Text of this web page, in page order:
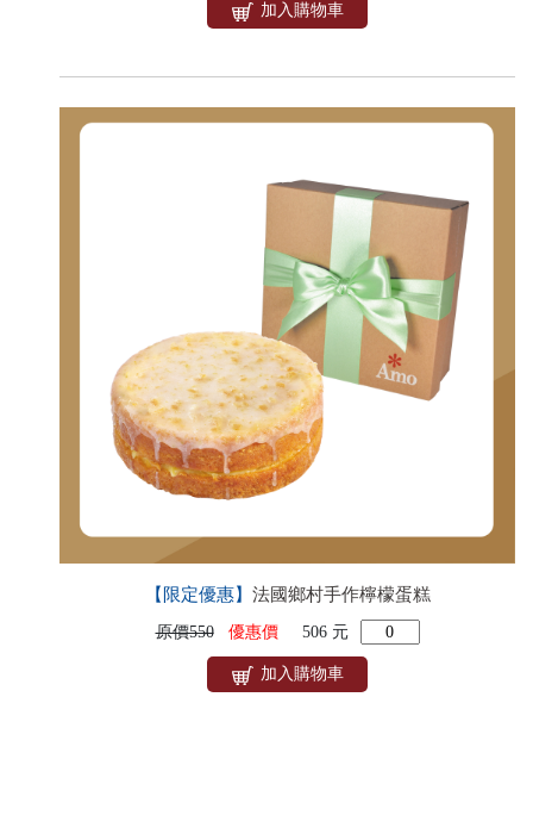
加入購物車
【限定優惠】 法國鄉村手作檸檬蛋糕
原價550 優惠價 506 元
加入購物車